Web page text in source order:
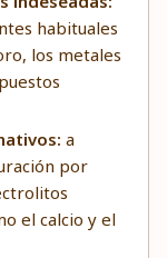
habituales
los metales
a
por
el calcio y el